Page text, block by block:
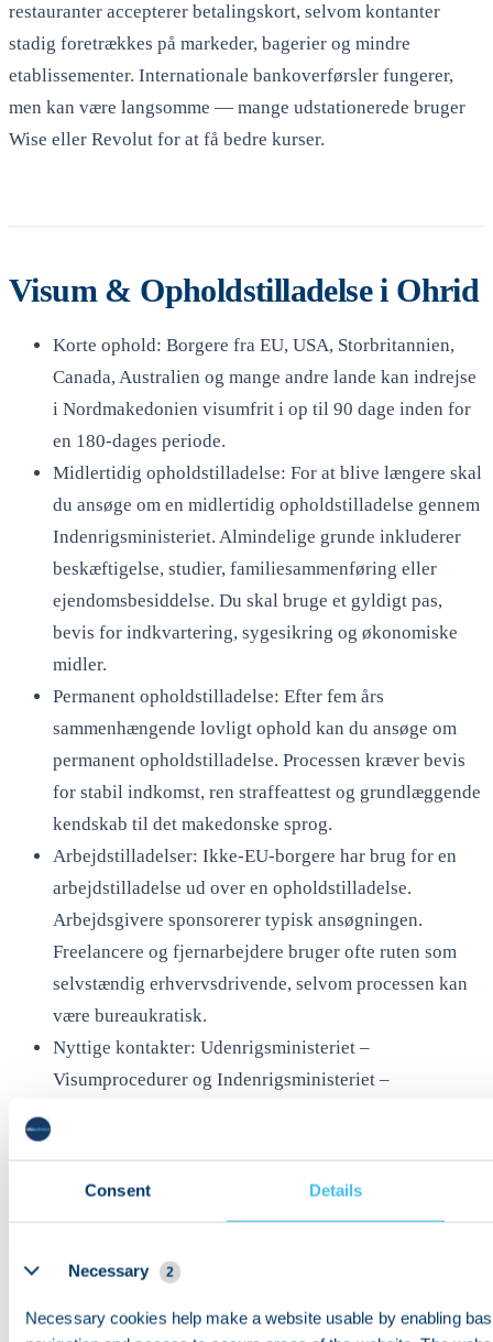
Consent Details
Necessary
2
Necessary cookies help make a website usable by enabling
restauranter accepterer betalingskort, selvom kontanter
stadig foretrækkes på markeder, bagerier og mindre
etablissementer. Internationale bankoverførsler fungerer,
men kan være langsomme — mange udstationerede bruger
Wise eller Revolut for at få bedre kurser.
Visum & Opholdstilladelse i Ohrid
Korte ophold: Borgere fra EU, USA, Storbritannien,
Canada, Australien og mange andre lande kan indrejse
i Nordmakedonien visumfrit i op til 90 dage inden for
en 180-dages periode.
Midlertidig opholdstilladelse: For at blive længere skal
du ansøge om en midlertidig opholdstilladelse gennem
Indenrigsministeriet. Almindelige grunde inkluderer
beskæftigelse, studier, familiesammenføring eller
ejendomsbesiddelse. Du skal bruge et gyldigt pas,
bevis for indkvartering, sygesikring og økonomiske
midler.
Permanent opholdstilladelse: Efter fem års
sammenhængende lovligt ophold kan du ansøge om
permanent opholdstilladelse. Processen kræver bevis
for stabil indkomst, ren straffeattest og grundlæggende
kendskab til det makedonske sprog.
Arbejdstilladelser: Ikke-EU-borgere har brug for en
arbejdstilladelse ud over en opholdstilladelse.
Arbejdsgivere sponsorerer typisk ansøgningen.
Freelancere og fjernarbejdere bruger ofte ruten som
selvstændig erhvervsdrivende, selvom processen kan
være bureaukratisk.
Nyttige kontakter: Udenrigsministeriet –
Visumprocedurer og Indenrigsministeriet –
Transport i Ohrid
Gang: Bymidten, den gamle bydel og søbredden er